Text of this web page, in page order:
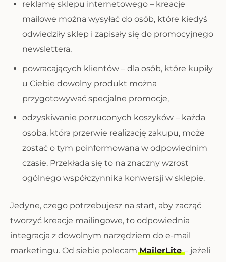
reklamę sklepu internetowego – kreacje
mailowe można wysyłać do osób, które kiedyś
odwiedziły sklep i zapisały się do promocyjnego
newslettera,
powracających klientów – dla osób, które kupiły
u Ciebie dowolny produkt można
przygotowywać specjalne promocje,
odzyskiwanie porzuconych koszyków – każda
osoba, która przerwie realizację zakupu, może
zostać o tym poinformowana w odpowiednim
czasie. Przekłada się to na znaczny wzrost
ogólnego współczynnika konwersji w sklepie.
Jedyne, czego potrzebujesz na start, aby zacząć
tworzyć kreacje mailingowe, to odpowiednia
integracja z dowolnym narzędziem do e-mail
marketingu. Od siebie polecamMailerLite– jeżeli